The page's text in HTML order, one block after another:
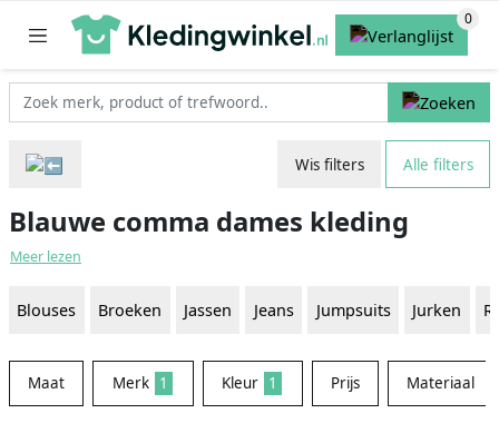
Wis filters Alle filters
Blauwe comma dames kleding
Meer lezen
Blouses Broeken Jassen Jeans Jumpsuits Jurken
Maat Merk 1 Kleur 1 Prijs Materiaal